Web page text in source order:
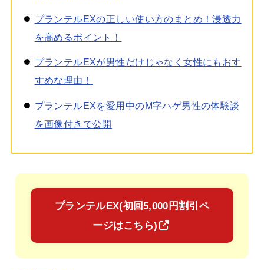
プランテルEXの正しい使い方のまとめ！浸透力
を高めるポイント！
プランテルEXが男性だけじゃなく女性にもおす
すめな理由！
プランテルEXを愛用中のM字ハゲ男性の体験談
を画像付きで公開
プランテルEX(初回5,000円割引ペ
ージはこちら)